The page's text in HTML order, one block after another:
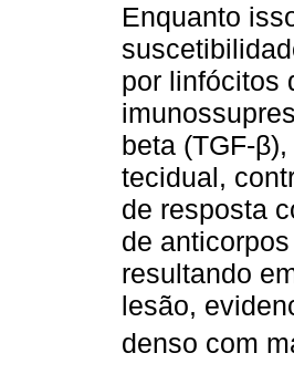
Enquanto
por linfócitos
beta (TGF-
tecidual,
de resposta
de
resultando
lesão,
denso com